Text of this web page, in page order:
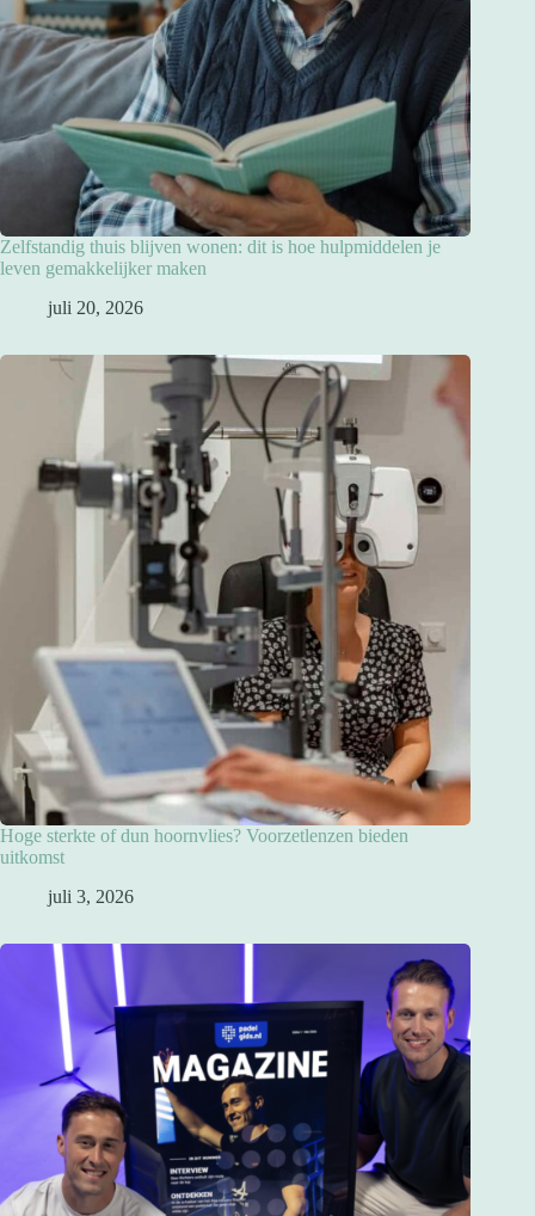
Zelfstandig thuis blijven wonen: dit is hoe hulpmiddelen je
leven gemakkelijker maken
juli 20, 2026
Hoge sterkte of dun hoornvlies? Voorzetlenzen bieden
uitkomst
juli 3, 2026